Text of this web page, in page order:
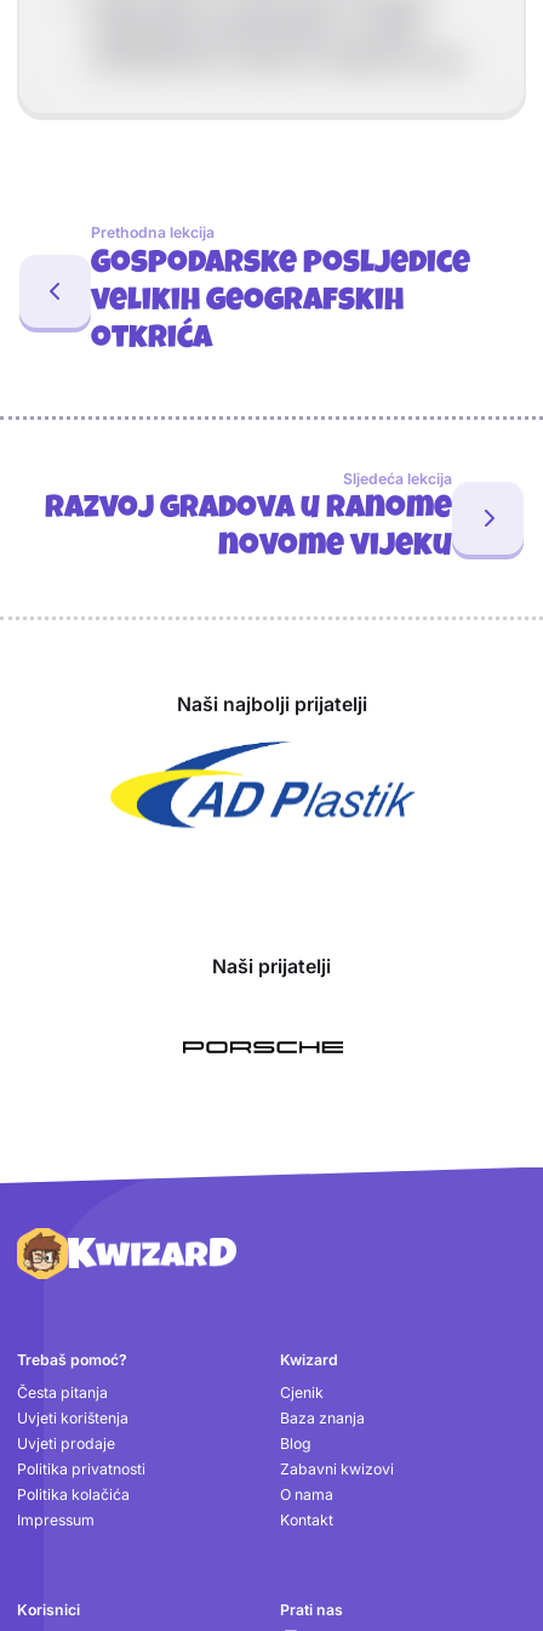
Prethodna lekcija
Gospodarske posljedice
velikih geografskih
otkrića
Sljedeća lekcija
Razvoj gradova u ranome
novome vijeku
Naši najbolji prijatelji
Naši prijatelji
Podnožje
Trebaš pomoć?
Česta pitanja
Uvjeti korištenja
Uvjeti prodaje
Politika privatnosti
Politika kolačića
Impressum
Kwizard
Cjenik
Baza znanja
Blog
Zabavni kwizovi
O nama
Kontakt
Korisnici
Prati nas